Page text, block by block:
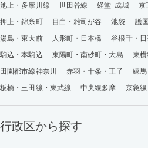
池上・多摩川線
世田谷線 経堂･成城 京
押上・錦糸町
目白・雑司が谷 池袋 護
湯島・東大前
人形町・日本橋 谷根千・日
駒込・本駒込
東陽町・南砂町・大島 東横
田園都市線神奈川
赤羽・十条・王子
練
板橋・三田線・東武線
中央線多摩 京急線
行政区から探す